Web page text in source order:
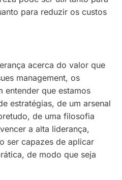
para reduzir os custos
acerca do valor que
management, os
entender que estamos
estratégias, de um arsenal
de uma filosofia
a alta liderança,
ser capazes de aplicar
de modo que seja